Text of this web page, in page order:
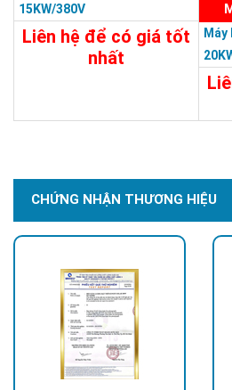
15KW/380V
Liên hệ để có giá tốt
nhất
Máy
CHỨNG NHẬN THƯƠNG HIỆU